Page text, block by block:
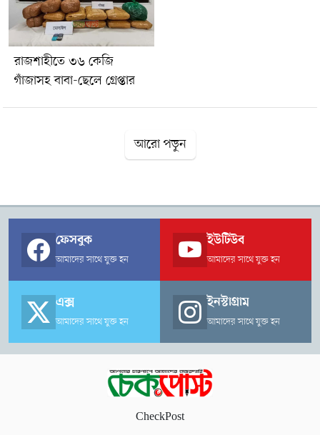
তারা গুরুতর অসুস্থ হয়ে পড়েন।পরিবারের সদস্যরা দ্রুত তাদের উদ্ধার
করে প্রথমে উপজেলা স্বাস্থ্য কমপ্লেক্সে নেন। অবস্থার অবনতি হলে সেখান
থেকে বগুড়া শহীদ জিয়াউর রহমান মেডিকেল কলেজ হাসপাতালে
পাঠানো হয়। পরে চিকিৎসাধীন অবস্থায় সোহাগ মন্ডলের মৃত্যু হয়।
আছেন।
রাজশাহীতে ৩৬ কেজি
গাঁজাসহ বাবা-ছেলে গ্রেপ্তার
আরো পড়ুন
ফেসবুক
আমাদের সাথে যুক্ত হন
ইউটিউব
আমাদের সাথে যুক্ত হন
এক্স
আমাদের সাথে যুক্ত হন
ইনস্টাগ্রাম
আমাদের সাথে যুক্ত হন
CheckPost